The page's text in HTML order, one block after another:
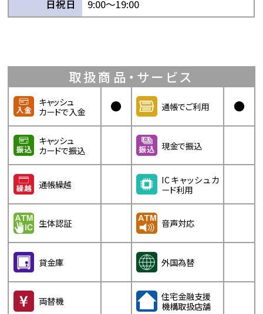
日祝日
9:00〜19:00
取扱商品・サービス
キャッシュ
カードで入金
● 通帳でご利用 ●
キャッシュ
カードで振込
現金で振込
通帳繰越
ICキャッシュカ
ード利用
生体認証 音声対応
貸金庫 外国為替
両替機
住宅金融支援
機構取扱店舗